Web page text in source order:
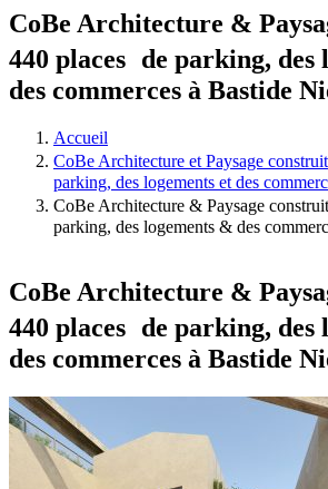
CoBe Architecture &
440 places de parking, des
des commerces à Bastide
Accueil
CoBe Architecture et Paysage
parking, des logements et des
CoBe Architecture & Paysage
parking, des logements & des
CoBe Architecture &
440 places de parking, des
des commerces à Bastide